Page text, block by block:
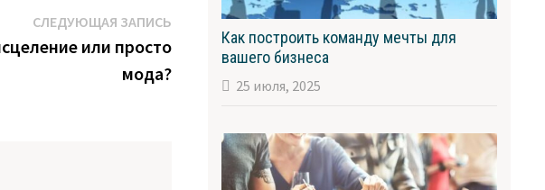
СЛЕДУЮЩАЯ ЗАПИСЬСледующая
запись:
или просто
мода?
Как построить команду мечты для
вашего бизнеса
25 июля, 2025